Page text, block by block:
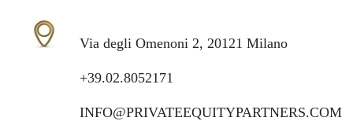
Via degli Omenoni 2, 20121 Milano
+39.02.8052171
INFO@PRIVATEEQUITYPARTNERS.COM